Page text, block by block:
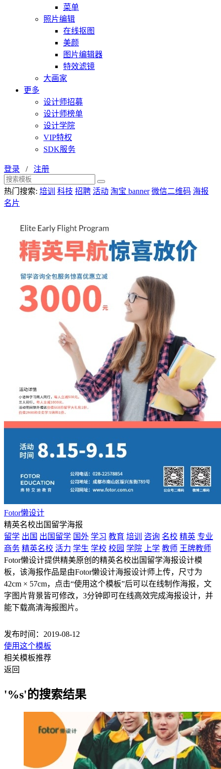
菜单
照片编辑
在线抠图
美颜
图片编辑器
特效滤镜
大画家
更多
设计师招募
设计师榜单
设计学院
VIP特权
SDK服务
登录 / 注册
热门搜索: 培训 科技 招聘 活动 淘宝 banner 微信二维码 海报
名片
Fotor懒设计
精英名校出国留学海报
留学 出国 出国留学 国外 学习 教育 培训 咨询 名校 精英 专业
商务 精英名校 活力 学生 学校 校园 学院 上学 教师 王牌教师
Fotor懒设计提供精美原创的精英名校出国留学海报设计模
板，该海报作品是由Fotor懒设计海报设计师上传，尺寸为
42cm × 57cm，点击“使用这个模板”后可以在线制作海报，文
字图片背景皆可修改，3分钟即可在线高效完成海报设计，并
能下载高清海报图片。
发布时间：2019-08-12
使用这个模板
相关模板推荐
返回
'%s'的搜索结果